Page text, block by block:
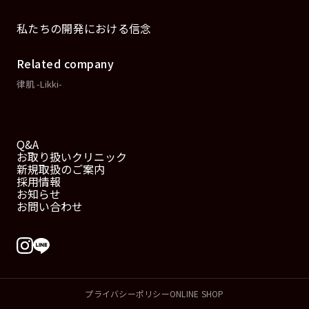
私たちの開発における信念
Related company
律肌 -Likki-
Q&A
お取り扱いクリニック
新規取扱のご案内
採用情報
お知らせ
お問い合わせ
プライバシーポリシーONLINE SHOP